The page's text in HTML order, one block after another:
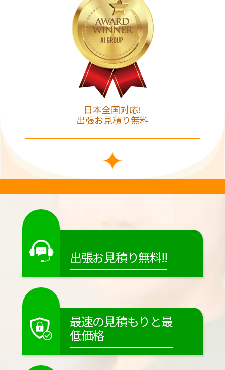
日本全国対応!
出張お見積り無料
出張お見積り無料!!
最速の見積もりと最
低価格